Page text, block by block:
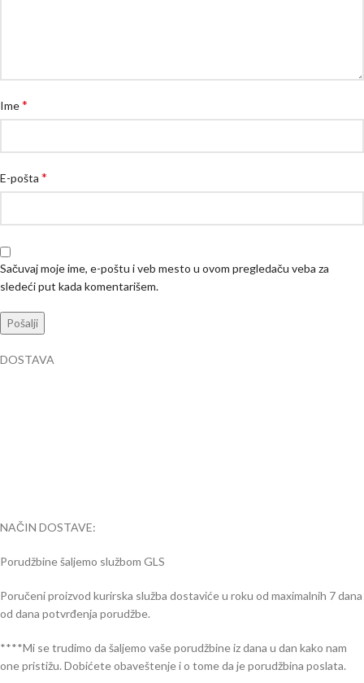
Ime*
E-pošta *
Sačuvaj moje ime, e-poštu i veb mesto u ovom pregledaču veba za
sledeći put kada komentarišem.
DOSTAVA
NAČIN DOSTAVE:
Porudžbine šaljemo službom GLS
Poručeni proizvod kurirska služba dostaviće u roku od maximalnih 7 dana
od dana potvrđenja porudžbe.
****Mi se trudimo da šaljemo vaše porudžbine iz dana u dan kako nam
one pristižu. Dobićete obaveštenje i o tome da je porudžbina poslata.